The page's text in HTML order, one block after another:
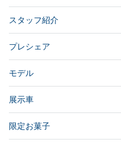
スタッフ紹介
プレシェア
モデル
展示車
限定お菓子